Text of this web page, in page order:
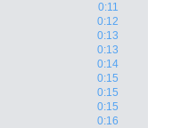
0:11
0:12
0:13
0:13
0:14
0:15
0:15
0:15
0:16